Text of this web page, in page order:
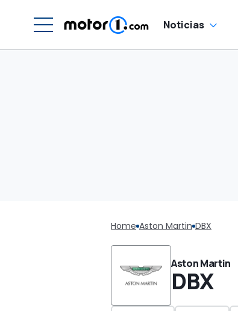
Noticias
Home Aston Martin DBX
Aston Martin
DBX